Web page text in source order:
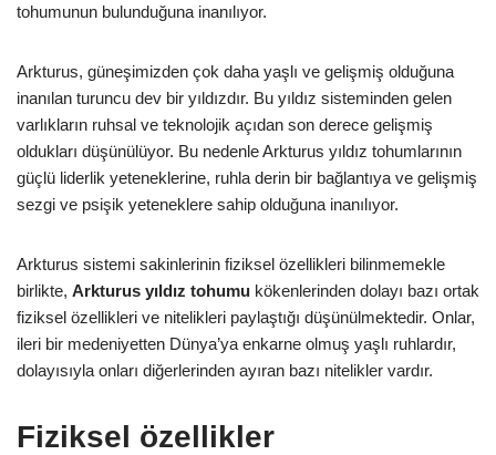
tohumunun bulunduğuna inanılıyor.
Arkturus, güneşimizden çok daha yaşlı ve gelişmiş olduğuna
inanılan turuncu dev bir yıldızdır. Bu yıldız sisteminden gelen
varlıkların ruhsal ve teknolojik açıdan son derece gelişmiş
oldukları düşünülüyor. Bu nedenle Arkturus yıldız tohumlarının
güçlü liderlik yeteneklerine, ruhla derin bir bağlantıya ve gelişmiş
sezgi ve psişik yeteneklere sahip olduğuna inanılıyor.
Arkturus sistemi sakinlerinin fiziksel özellikleri bilinmemekle
birlikte, Arkturus yıldız tohumu kökenlerinden dolayı bazı ortak
fiziksel özellikleri ve nitelikleri paylaştığı düşünülmektedir. Onlar,
ileri bir medeniyetten Dünya’ya enkarne olmuş yaşlı ruhlardır,
dolayısıyla onları diğerlerinden ayıran bazı nitelikler vardır.
Fiziksel özellikler